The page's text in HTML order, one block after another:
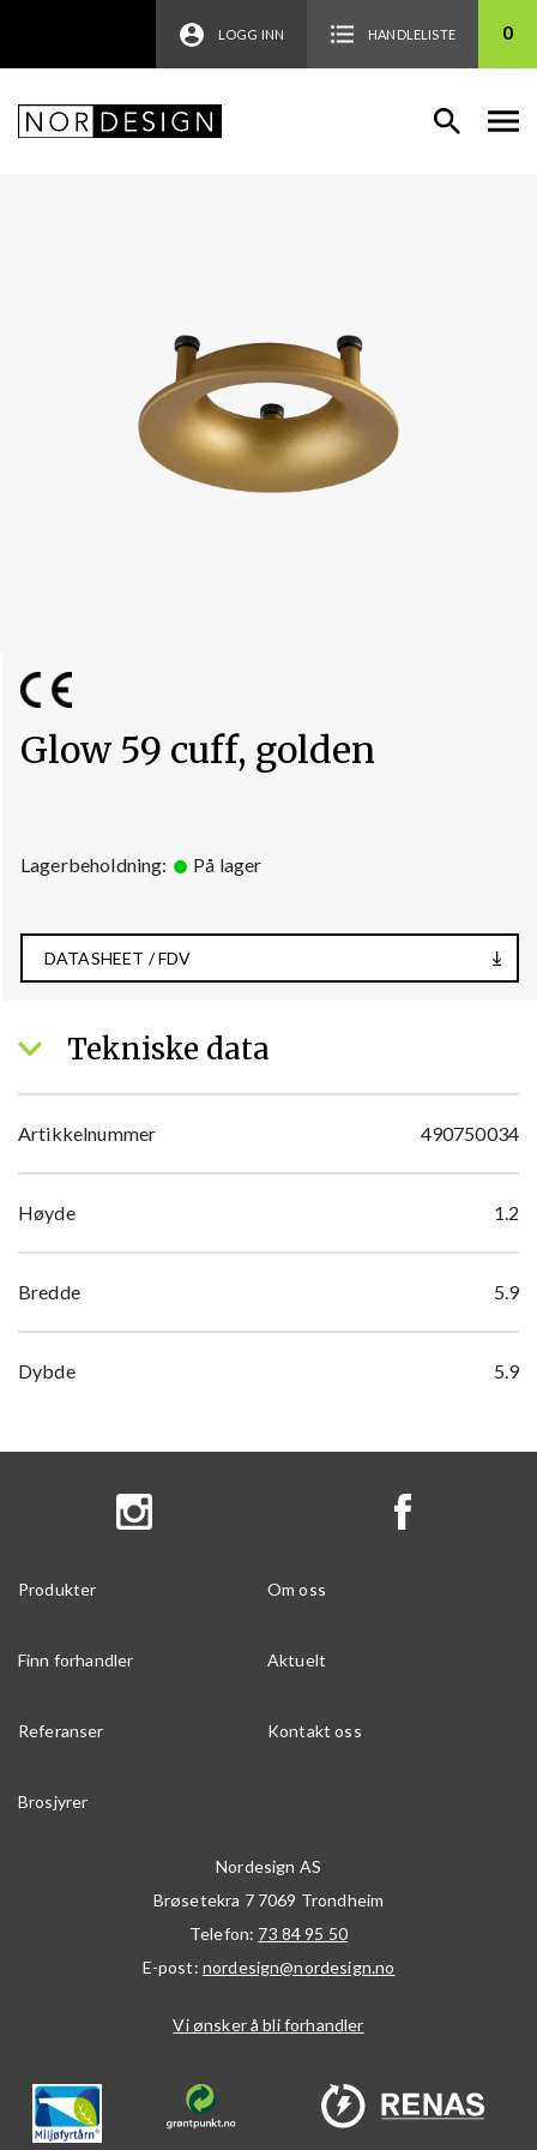
LOGG INN HANDLELISTE 0
Glow 59 cuff, golden
Lagerbeholdning: På lager
DATASHEET / FDV
Tekniske data
Artikkelnummer 490750034
Høyde 1.2
Bredde 5.9
Dybde 5.9
Produkter Om oss
Finn forhandler Aktuelt
Referanser Kontakt oss
Brosjyrer
Nordesign AS
Brøsetekra 7 7069 Trondheim
Telefon: 73 84 95 50
E-post: nordesign@nordesign.no
Vi ønsker å bli forhandler